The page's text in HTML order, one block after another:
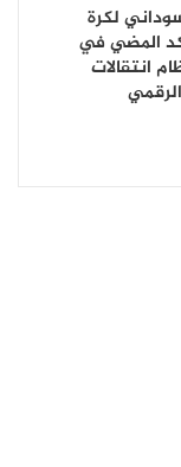
لكرة
المضي في
انتقالات